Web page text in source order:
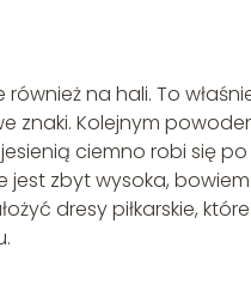
na hali. To
znaki. Kolejnym
ciemno robi się po
jest zbyt wysoka, bowiem
dresy piłkarskie, które